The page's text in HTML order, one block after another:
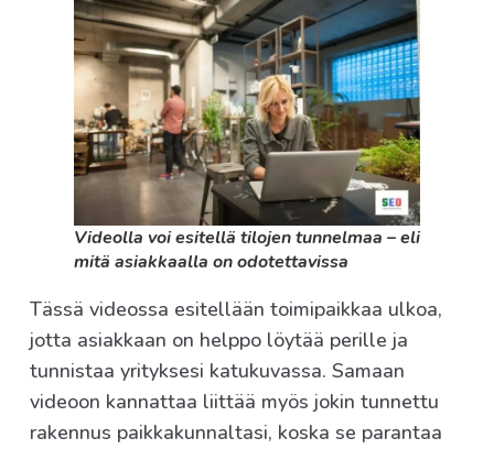
Videolla voi esitellä tilojen tunnelmaa – eli
mitä asiakkaalla on odotettavissa
Tässä videossa esitellään toimipaikkaa ulkoa,
jotta asiakkaan on helppo löytää perille ja
tunnistaa yrityksesi katukuvassa. Samaan
videoon kannattaa liittää myös jokin tunnettu
rakennus paikkakunnaltasi, koska se parantaa